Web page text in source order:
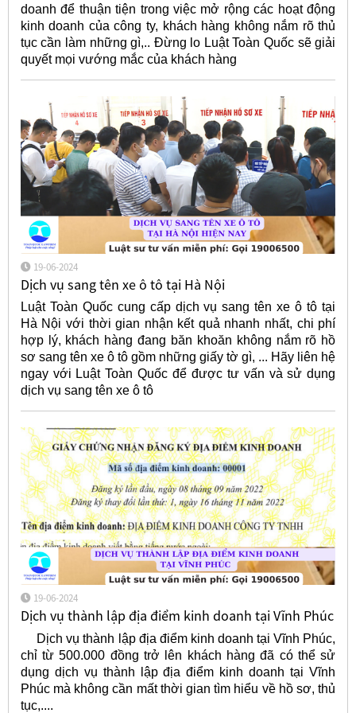
doanh để thuận tiện trong việc mở rộng các hoạt động
kinh doanh của công ty, khách hàng không nắm rõ thủ
tục cần làm những gì,.. Đừng lo Luật Toàn Quốc sẽ giải
quyết mọi vướng mắc của khách hàng
19-06-2024
Dịch vụ sang tên xe ô tô tại Hà Nội
Luật Toàn Quốc cung cấp dịch vụ sang tên xe ô tô tại
Hà Nội với thời gian nhận kết quả nhanh nhất, chi phí
hợp lý, khách hàng đang băn khoăn không nắm rõ hồ
sơ sang tên xe ô tô gồm những giấy tờ gì, ... Hãy liên hệ
ngay với Luật Toàn Quốc để được tư vấn và sử dụng
dịch vụ sang tên xe ô tô
19-06-2024
Dịch vụ thành lập địa điểm kinh doanh tại Vĩnh Phúc
Dịch vụ thành lập địa điểm kinh doanh tại Vĩnh Phúc,
chỉ từ 500.000 đồng trở lên khách hàng đã có thể sử
dụng dịch vụ thành lập địa điểm kinh doanh tại Vĩnh
Phúc mà không cần mất thời gian tìm hiểu về hồ sơ, thủ
tục,....